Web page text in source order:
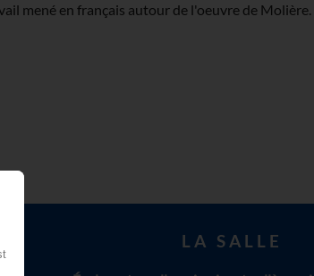
mené en français autour de l'oeuvre de Molière.
LA SALLE